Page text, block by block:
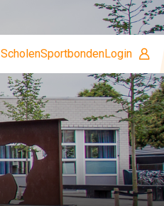
ScholenSportbondenLogin